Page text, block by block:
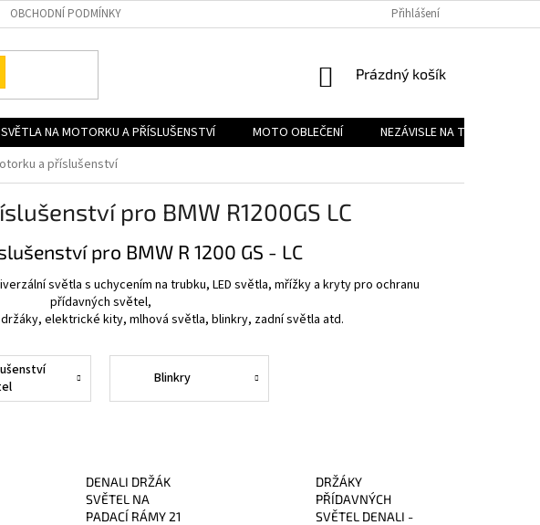
OBCHODNÍ PODMÍNKY REKLAMAČNÍ ŘÁD
Přihlášení
NÁKUPNÍ
Prázdný košík
SVĚTLA NA MOTORKU A PŘÍSLUŠENSTVÍ MOTO OBLEČENÍ
NEZÁVISLE NA TYPU
a příslušenství
pro BMW R1200GS LC
pro BMW R 1200 GS - LC
světla s uchycením na trubku, LED světla, mřížky a kryty pro ochranu
přídavných světel,
elektrické kity, mlhová světla, blinkry, zadní světla atd.
Blinkry
DENALI DRŽÁK
SVĚTEL NA
PADACÍ RÁMY 21
DRŽÁKY
PŘÍDAVNÝCH
SVĚTEL DENALI -